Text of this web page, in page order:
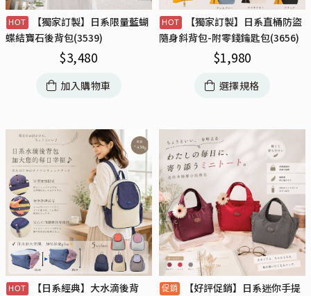
【獨家訂製】日系限量藍蝴
蝶結寶石後背包(3539)
$3,480
加入購物車
【獨家訂製】日系直桶防盜
隨身斜背包-附零錢鑰匙包(3656)
$1,980
選擇規格
【日系經典】大水滴後背
【好評促銷】日系迷你手提